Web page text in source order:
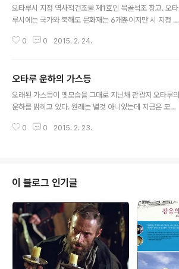
​​오타루시 지정 역사적건조물 제1호인 목골석조 창고. 오타
루시에는 국가와 북해도 문화재는 6개뿐이지만 시 지정 문
거해서 근대건조물 지정이 진행되어야 한다. ​​
0 0 2015. 2. 24.
오타루 운하의 가스등
​​오래된 가스등이 옛모습을 그대로 지닌채 관광지 오타루의
운하를 밝히고 있다. 원래는 별것 아니었는데 지금은 모든
0 0 2015. 2. 23.
이 블로그 인기글